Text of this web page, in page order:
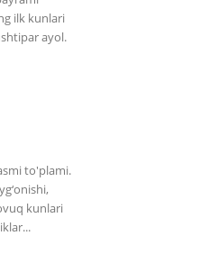
ilk kunlari
ayol.
to'plami.
kunlari